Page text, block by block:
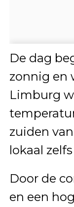
De dag
zonnig en
Limburg
zuiden
lokaal
Door de
en een